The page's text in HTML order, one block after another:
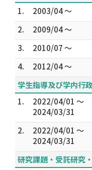
1.
2003/04 ～
2.
2009/04 ～
3.
2010/07 ～
4.
2012/04 ～
学生指導及び学内行
1.
2022/04/01 ～
2024/03/31
2.
2022/04/01 ～
2024/03/31
研究課題・受託研究